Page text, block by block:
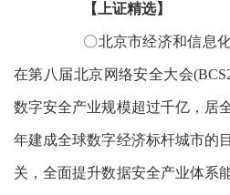
【上证精选】
〇北京市经济和信息
在第八届北京网络安全大会
数字安全产业规模超过千亿，居
年建成全球数字经济标杆城市的
关，全面提升数据安全产业体系